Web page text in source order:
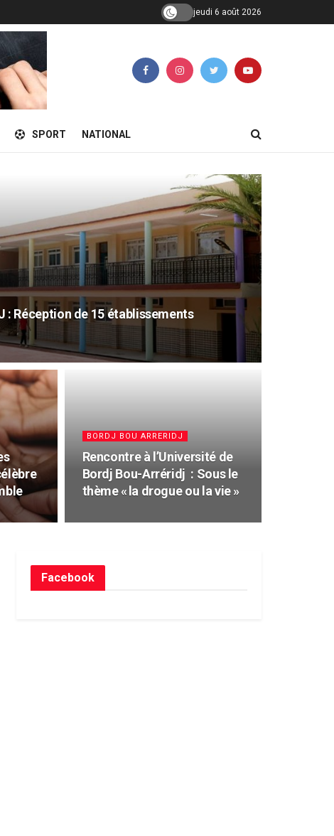
jeudi 6 août 2026
SPORT NATIONAL
: Réception de 15 établissements
BORDJ BOU ARRERIDJ
Rencontre à l’Université de
Bordj Bou-Arréridj : Sous le
thème « la drogue ou la vie »
Facebook